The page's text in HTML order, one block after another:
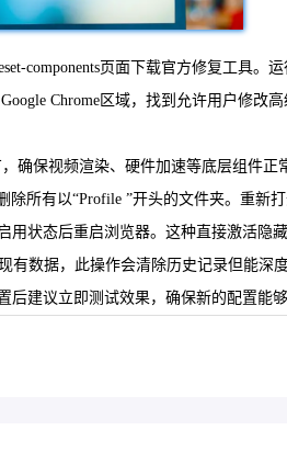
components页面下载官方修复工具
Chrome区域，找到允许用户修改
确保视频渲染、硬件加速等底层组件
所有以“Profile ”开头的文件夹。重新
状态后重启浏览器。这种直接激活隐
数据，此操作会清除历史记录但能深
建议立即测试效果，确保新的配置能